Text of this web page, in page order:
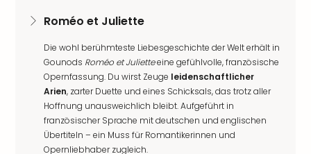
Roméo et Juliette
Die wohl berühmteste Liebesgeschichte der Welt erhält in
Gounods Roméo et Julietteeine gefühlvolle, französische
Opernfassung. Du wirst Zeuge leidenschaftlicher
Arien, zarter Duette und eines Schicksals, das trotz aller
Hoffnung unausweichlich bleibt. Aufgeführt in
französischer Sprache mit deutschen und englischen
Übertiteln – ein Muss für Romantikerinnen und
Opernliebhaber zugleich.